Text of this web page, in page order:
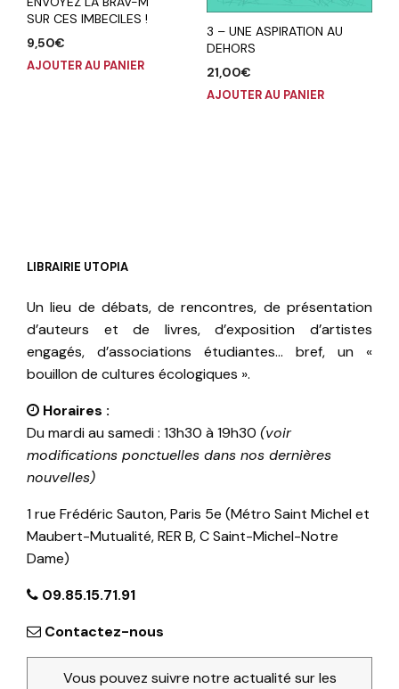
SUR CES IMBECILES !
9,50€
AJOUTER AU PANIER
3 – UNE ASPIRATION AU
DEHORS
21,00€
AJOUTER AU PANIER
LIBRAIRIE UTOPIA
Un lieu de débats, de rencontres, de présentation
d’auteurs et de livres, d’exposition d’artistes
engagés, d’associations étudiantes… bref, un «
bouillon de cultures écologiques ».
Horaires :
Du mardi au samedi : 13h30 à 19h30 (voir
modifications ponctuelles dans nos dernières
nouvelles)
1 rue Frédéric Sauton, Paris 5e (Métro Saint Michel et
Maubert-Mutualité, RER B, C Saint-Michel-Notre
Dame)
09.85.15.71.91
Contactez-nous
Vous pouvez suivre notre actualité sur les